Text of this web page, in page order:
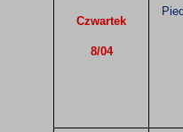
Czwartek
8/04